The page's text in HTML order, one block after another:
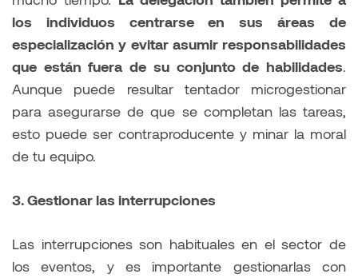
los individuos centrarse en sus áreas de
especialización y evitar asumir responsabilidades
que están fuera de su conjunto de habilidades.
Aunque puede resultar tentador microgestionar
para asegurarse de que se completan las tareas,
esto puede ser contraproducente y minar la moral
de tu equipo.
3. Gestionar las interrupciones
Las interrupciones son habituales en el sector de
los eventos, y es importante gestionarlas con